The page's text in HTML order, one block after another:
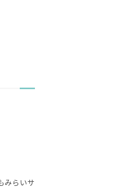
みらいサ